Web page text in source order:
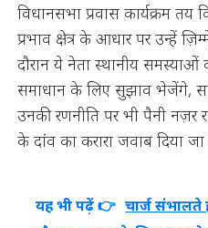
विधानसभा प्रवास कार्यक्रम
प्रभाव क्षेत्र के आधार पर उन्हें
दौरान ये नेता स्थानीय
समाधान के लिए सुझाव भेजेंगे,
उनकी रणनीति पर भी पैनी नज़र
के दांव का करारा जवाब दिया
यह भी पढ़ें 👉 चार्ज